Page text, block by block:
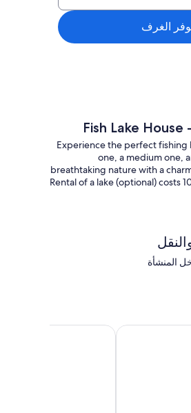
الغرف
Fish Lake
Experience the perfect fishing
one, a medium one,
breathtaking nature with a
Rental of a lake (optional) costs
المنشأة
باي آيتش جي جاستهاوس لافنديل